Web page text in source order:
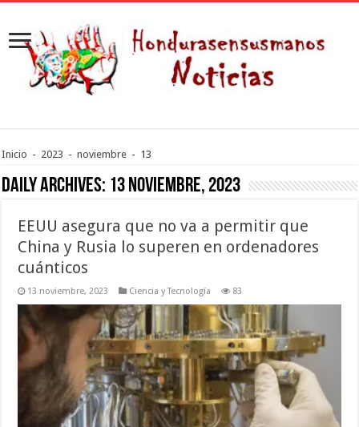
Inicio - 2023 - noviembre - 13
Daily Archives: 13 noviembre, 2023
EEUU asegura que no va a permitir que
China y Rusia lo superen en ordenadores
cuánticos
13 noviembre, 2023 Ciencia y Tecnología 83